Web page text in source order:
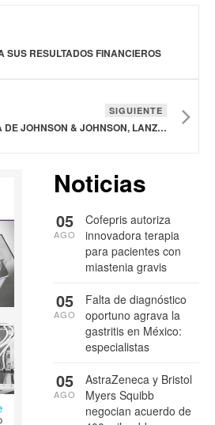
SUS RESULTADOS FINANCIEROS
SIGUIENTE
DEPUY SYNTHES, MARCA DE JOHNSON & JOHNSON, LANZA SISTEMA DE PLACAS ANATÓMICAS PARA EXTREMIDADES INFERIORES
Noticias
Cofepris autoriza
innovadora terapia
para pacientes con
miastenia gravis
05
AGO
Falta de diagnóstico
oportuno agrava la
gastritis en México:
especialistas
05
AGO
AstraZeneca y Bristol
Myers Squibb
negocian acuerdo de
05
AGO